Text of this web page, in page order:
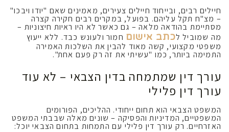
חיילים רבים, ובייחוד חיילים צעירים, מאמינים שאם "יודו ויבכו"
– מצ"ח תקל עליהם. בפועל, במקרים רבים חקירה קצרה
מסתיימת בהודאה מלאה – גם כאשר לא היו ראיות חיצוניות –
מה שמוביל לכתב אישום חמור ולעונש כבד. ללא ייעוץ
משפטי מקצועי, קשה מאוד להבין את השלכות האמירה
התמימה ביותר, כמו "עשיתי את זה רק פעם אחת".
עורך דין שמתמחה בדין הצבאי – לא עוד
עורך דין פלילי
המשפט הצבאי הוא תחום ייחודי. ההליכים, הפורומים
המשפטיים, המדיניות והפסיקה – שונים מאלה שבבתי המשפט
האזרחיים. רק עורך דין פלילי עם התמחות בתחום הצבאי יוכל: